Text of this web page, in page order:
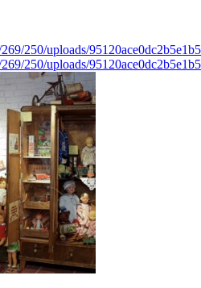
250/uploads/
250/uploads/